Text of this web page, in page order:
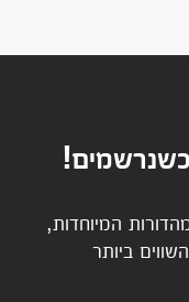
המיוחדות,
ביותר